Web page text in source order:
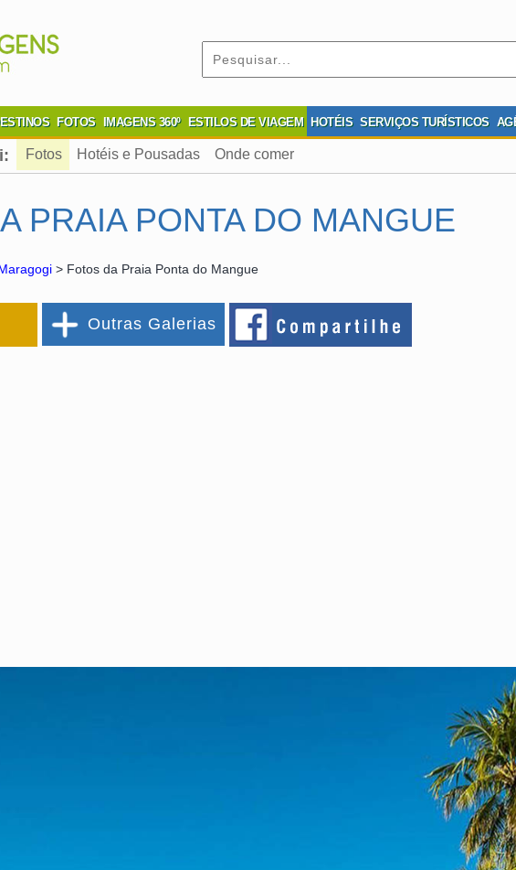
FOTOS IMAGENS 360º ESTILOS DE VIAGEM HOTÉIS SERVIÇOS TURÍSTICOS
Fotos Hotéis e Pousadas Onde comer
PRAIA PONTA DO MANGUE
> Fotos da Praia Ponta do Mangue
Outras Galerias